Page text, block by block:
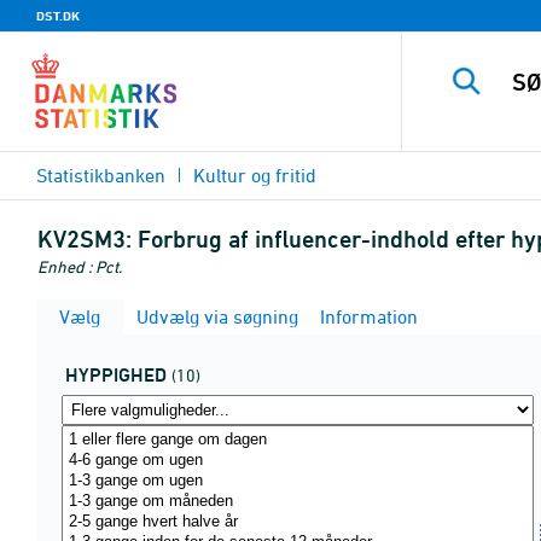
DST.DK
Statistikbanken Kultur og fritid
KV2SM3: Forbrug af influencer-indhold efter
Enhed : Pct.
Vælg Udvælg via søgning Information
HYPPIGHED (10)